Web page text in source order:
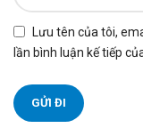
Lưu tên của tôi,
lần bình luận kế tiếp